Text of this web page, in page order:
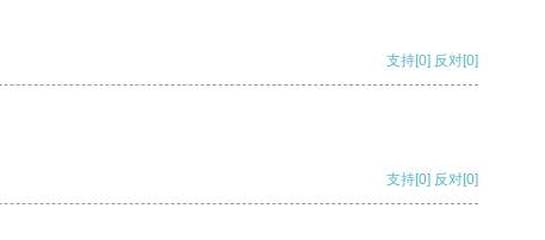
支持[0] 反对[0]
支持[0] 反对[0]